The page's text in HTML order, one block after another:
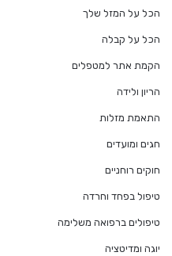
הכל על המזל שלך
הכל על קבלה
הקמת אתר למטפלים
הריון ולידה
התאמת מזלות
חגים ומועדים
חוקים רוחניים
טיפול בפחד וחרדה
טיפולים ברפואה משלימה
יוגה ומדיטציה